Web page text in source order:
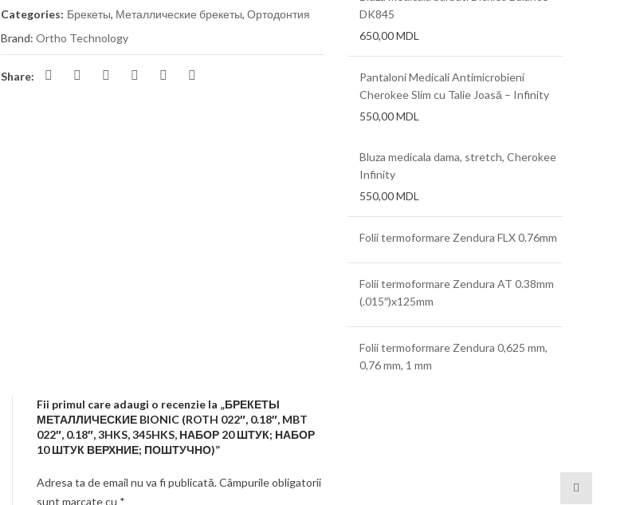
Categories: Брекеты, Металлические брекеты, Ортодонтия
Brand: Ortho Technology
Share:
Fii primul care adaugi o recenzie la „БРЕКЕТЫ
МЕТАЛЛИЧЕСКИЕ BIONIC (ROTH 022″, 0.18″, MBT
022″, 0.18″, 3HKS, 345HKS, НАБОР 20 ШТУК; НАБОР
10 ШТУК ВЕРХНИЕ; ПОШТУЧНО)”
Adresa ta de email nu va fi publicată. Câmpurile obligatorii
sunt marcate cu *
DK845
650,00MDL
Pantaloni Medicali Antimicrobieni
Cherokee Slim cu Talie Joasă – Infinity
550,00MDL
Bluza medicala dama, stretch, Cherokee
Infinity
550,00MDL
Folii termoformare Zendura FLX 0.76mm
Folii termoformare Zendura AT 0.38mm
(.015″)x125mm
Folii termoformare Zendura 0,625 mm,
0,76 mm, 1 mm